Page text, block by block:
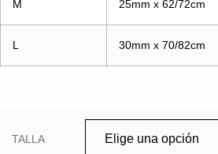
M 25mm x 62/72cm
L 30mm x 70/82cm
TALLA